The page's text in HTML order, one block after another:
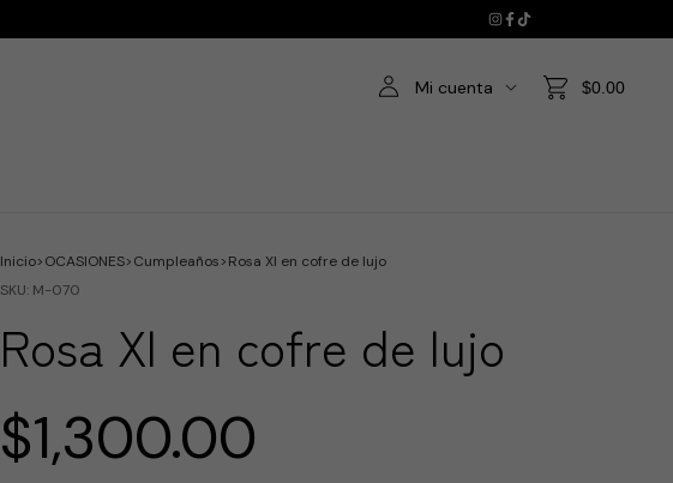
Mi cuenta $0.00
Inicio>OCASIONES>Cumpleaños>Rosa Xl en cofre de lujo
SKU: M-070
Rosa Xl en cofre de lujo
$1,300.00